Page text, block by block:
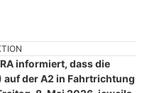
informiert, dass die
der A2 in Fahrtrichtung